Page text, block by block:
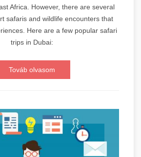
Africa. However, there are several
safaris and wildlife encounters that
Here are a few popular safari
trips in Dubai:
Továb olvasom